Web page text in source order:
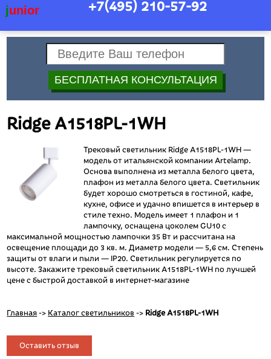
junior +7(495) 210-57-92
Ridge A1518PL-1WH
Трековый светильник Ridge A1518PL-1WH —
модель от итальянской компании Artelamp.
Основа выполнена из металла белого цвета,
плафон из металла белого цвета. Светильник
будет хорошо смотреться в гостиной, кафе,
кухне, офисе и удачно впишется в интерьер в
стиле техно. Модель имеет 1 плафон и 1
лампочку, оснащена цоколем GU10 с
максимальной мощностью лампочки 35 Вт и рассчитана на
освещение площади до 3 кв. м. Диаметр модели — 5,6 см. Степень
защиты от влаги и пыли — IP20. Светильник регулируется по
высоте. Закажите трековый светильник A1518PL-1WH по лучшей
цене с быстрой доставкой в интернет-магазине
Главная -> Каталог светильников -> Ridge A1518PL-1WH
Оставить отзыв